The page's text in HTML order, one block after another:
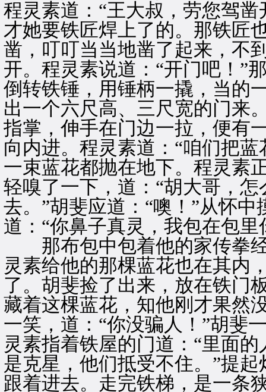
程灵素道：“王大叔，劳您驾
才她要铁匠焊上了的。那铁匠
凿，叮叮当当地凿了起来，不
开。程灵素说道：“开门吧！”
倒转铁锤，用锤柄一撬，当的
出一个六尺高、三尺宽的门来
指掌，伸手在门边一拉，便有
向内进。程灵素道：“咱们把
一束蓝花都抛在地下。程灵素
轻嗅了一下，道：“胡大哥，
去。”胡斐应道：“噢！”从怀
道：“你鼻子真灵，我包在包里
那布包中包着他的家传拳经
灵素给他的那棵蓝花也在其内
了。胡斐捡了出来，放在铁门
藏着这棵蓝花，知他刚才果然
一笑，道：“你没骗人！”胡斐
灵素指着铁屋的门道：“里面
是克星，他们抵受不住。”提
跟着进去。走完铁梯，是一条